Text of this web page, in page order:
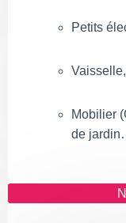
Petits
Mobilier
de